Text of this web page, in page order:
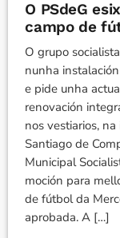
O PSdeG
campo de
O grupo
nunha
e pide unha
renovación
nos vestiarios,
Santiago de
Municipal
moción para
de fútbol da
aprobada. A […]